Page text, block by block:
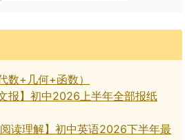
数+几何+函数）
报】初中2026上半年全部报纸
阅读理解】初中英语2026下半年最